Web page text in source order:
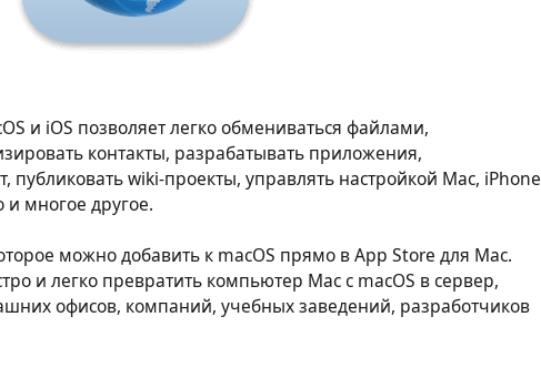
и iOS позволяет легко обмениваться файлами,
контакты, разрабатывать приложения,
публиковать wiki-проекты, управлять настройкой Mac, iPhone
и многое другое.
можно добавить к macOS прямо в App Store для Mac.
и легко превратить компьютер Mac с macOS в сервер,
офисов, компаний, учебных заведений, разработчиков